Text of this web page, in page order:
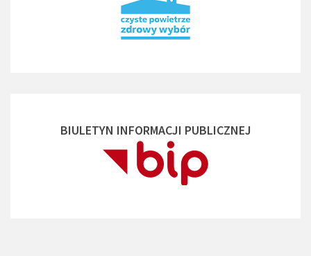
BIULETYN INFORMACJI PUBLICZNEJ